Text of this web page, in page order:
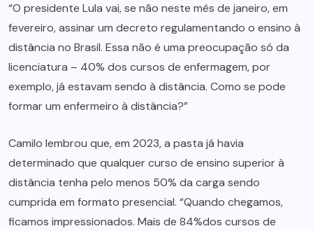
“O presidente Lula vai, se não neste mês de janeiro, em
fevereiro, assinar um decreto regulamentando o ensino à
distância no Brasil. Essa não é uma preocupação só da
licenciatura – 40% dos cursos de enfermagem, por
exemplo, já estavam sendo à distância. Como se pode
formar um enfermeiro à distância?”
Camilo lembrou que, em 2023, a pasta já havia
determinado que qualquer curso de ensino superior à
distância tenha pelo menos 50% da carga sendo
cumprida em formato presencial. “Quando chegamos,
ficamos impressionados. Mais de 84%dos cursos de